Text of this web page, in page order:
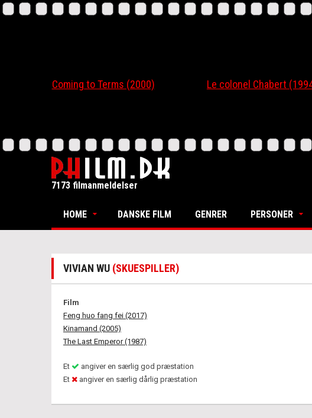
Coming to Terms (2000) Le colonel Chabert (1994)
7173 filmanmeldelser
HOME DANSKE FILM GENRER PERSONER
VIVIAN WU (SKUESPILLER)
Film
Feng huo fang fei (2017)
Kinamand (2005)
The Last Emperor (1987)
Et
angiver en særlig god præstation
Et
angiver en særlig dårlig præstation